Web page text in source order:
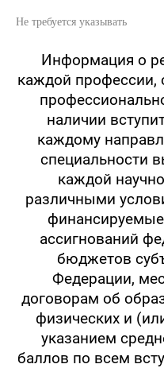
Не требуется указывать
Информация о
каждой профессии,
наличии
каждому
специальности
каждой
различными
ассигнований
бюджетов
Федерации,
договорам об
физических и
указанием
баллов по всем